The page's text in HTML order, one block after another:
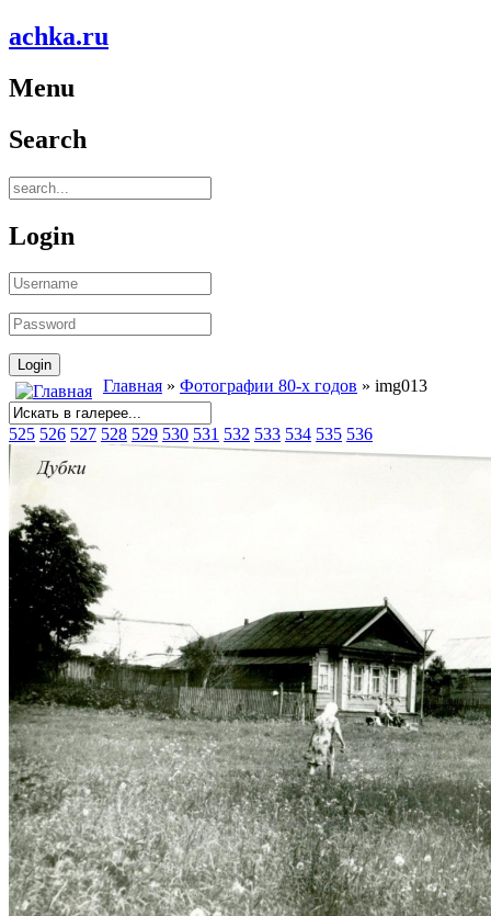
achka.ru
Menu
Search
Login
Главная » Фотографии 80-х годов » img013
525 526 527 528 529 530 531 532 533 534 535 536